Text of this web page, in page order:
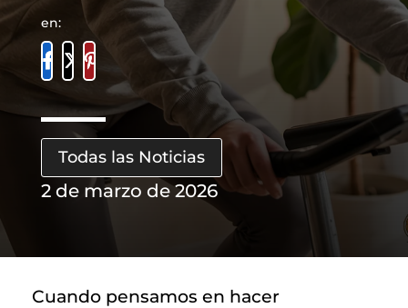
en:
Todas las Noticias
2 de marzo de 2026
Cuando pensamos en hacer